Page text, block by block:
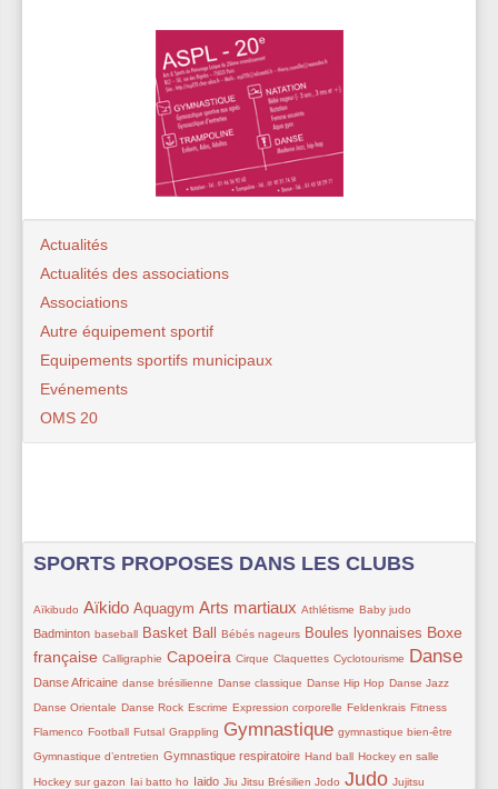
Actualités
Actualités des associations
Associations
Autre équipement sportif
Equipements sportifs municipaux
Evénements
OMS 20
SPORTS PROPOSES DANS LES CLUBS
15/319
Aïkibudo
189/319Aïkido
116/319 Aquagym
175/319 Arts martiaux
42/319 Athlétisme
55/319 Baby judo
105/319
Badminton
24/319 baseball
129/319 Basket Ball
42/319 Bébés nageurs
120/319 Boules lyonnaises
151/319
Boxe
française
32/319 Calligraphie
147/319 Capoeira
45/319 Cirque
22/319 Claquettes
11/319 Cyclotourisme
209/319 Danse
76/319
Danse Africaine
54/319 danse brésilienne
65/319 Danse classique
64/319 Danse Hip Hop
22/319 Danse Jazz
22/319
Danse Orientale
22/319 Danse Rock
44/319 Escrime
65/319 Expression corporelle
20/319 Feldenkrais
12/319 Fitness
22/319
Flamenco
52/319 Football
53/319 Futsal
41/319 Grappling
223/319 Gymnastique
23/319 gymnastique bien-être
65/319
Gymnastique d’entretien
80/319 Gymnastique respiratoire
45/319 Hand ball
41/319 Hockey en salle
41/319
Hockey sur gazon
8/319 Iai batto ho
91/319 Iaido
41/319 Jiu Jitsu Brésilien
35/319 Jodo
228/319 Judo
46/319 Jujitsu
32/319